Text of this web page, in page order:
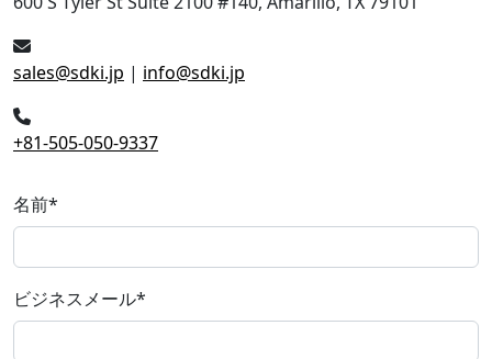
sales@sdki.jp | info@sdki.jp
+81-505-050-9337
名前*
ビジネスメール*